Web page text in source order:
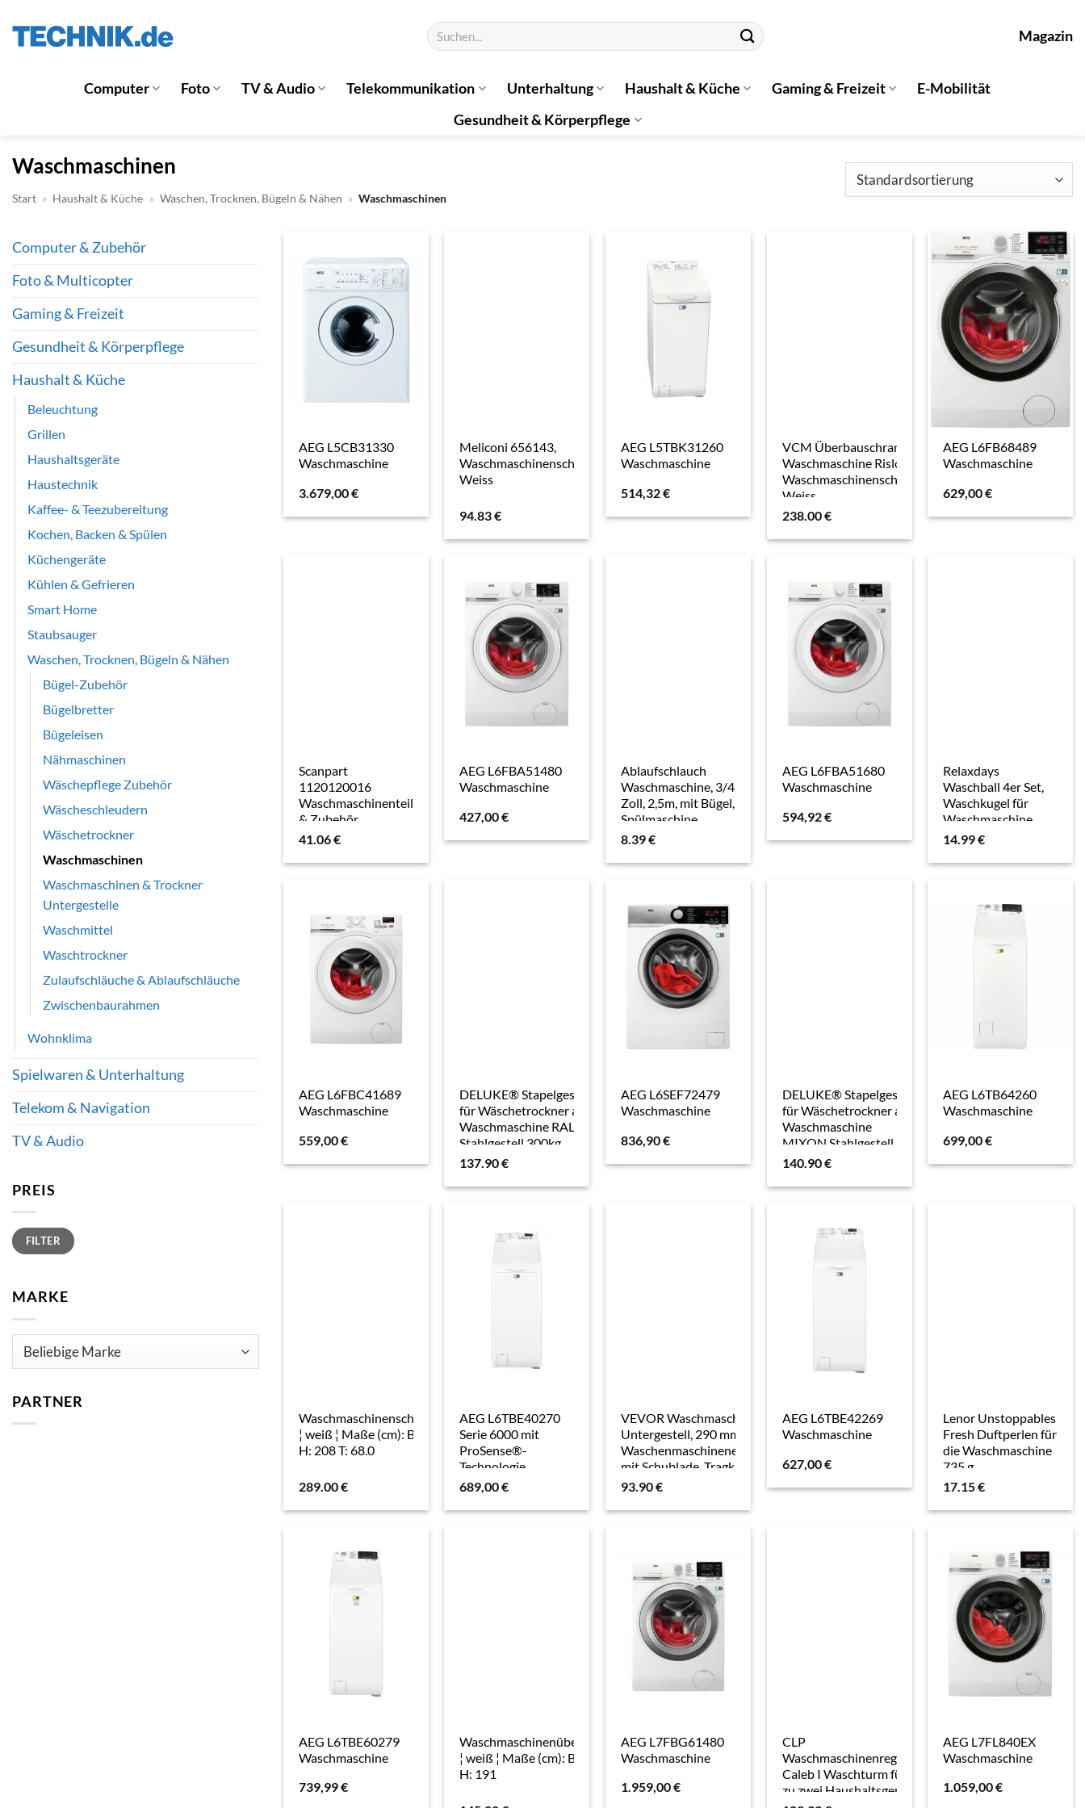
Inhalt
Suchen
nach:
Magazin
Computer Foto TV & Audio Telekommunikation Unterhaltung Haushalt & Küche Gaming & Freizeit
E-Mobilität
Gesundheit & Körperpflege
Waschmaschinen
Start » Haushalt & Küche » Waschen, Trocknen, Bügeln & Nähen » Waschmaschinen
Computer & Zubehör
Foto & Multicopter
Gaming & Freizeit
Gesundheit & Körperpflege
Haushalt & Küche
Beleuchtung
Grillen
Haushaltsgeräte
Haustechnik
Kaffee- & Teezubereitung
Kochen, Backen & Spülen
Küchengeräte
Kühlen & Gefrieren
Smart Home
Staubsauger
Waschen, Trocknen, Bügeln & Nähen
Bügel-Zubehör
Bügelbretter
Bügeleisen
Nähmaschinen
Wäschepflege Zubehör
Wäscheschleudern
Wäschetrockner
Waschmaschinen
Waschmaschinen & Trockner
Untergestelle
Waschmittel
Waschtrockner
Zulaufschläuche & Ablaufschläuche
Zwischenbaurahmen
Wohnklima
Spielwaren & Unterhaltung
Telekom & Navigation
TV & Audio
PREIS
Min.
Preis
Max.
PreisFILTER
MARKE
PARTNER
AEG L5CB31330
Waschmaschine
3.679,00€
Meliconi 656143,
Waschmaschinenschrank,
Weiss
94.83€
AEG L5TBK31260
Waschmaschine
514,32€
VCM Überbauschrank
Waschmaschine Rislo,
Waschmaschinenschrank,
Weiss
238.00€
AEG L6FB68489
Waschmaschine
629,00€
Scanpart
1120120016
Waschmaschinenteil
& Zubehör
Eingangsschlauch
Waschen +
41.06€
AEG L6FBA51480
Waschmaschine
427,00€
Ablaufschlauch
Waschmaschine, 3/4
Zoll, 2,5m, mit Bügel,
Spülmaschine
8.39€
AEG L6FBA51680
Waschmaschine
594,92€
Relaxdays
Waschball 4er Set,
Waschkugel für
Waschmaschine,
ökologisch,
Waschen ohne
14.99€
AEG L6FBC41689
Waschmaschine
559,00€
DELUKE® Stapelgestell
für Wäschetrockner auf
Waschmaschine RALF
Stahlgestell 300kg
Tragkraft
Waschmaschinenregal
137.90€
AEG L6SEF72479
Waschmaschine
836,90€
DELUKE® Stapelgestell
für Wäschetrockner auf
Waschmaschine
MIXON Stahlgestell
300kg
höhenverstellbar
140.90€
AEG L6TB64260
Waschmaschine
699,00€
Waschmaschinenschrank
¦ weiß ¦ Maße (cm): B: 67
H: 208 T: 68.0
289.00€
AEG L6TBE40270
Serie 6000 mit
ProSense®-
Technologie
Waschmaschine
689,00€
VEVOR Waschmaschinen
Untergestell, 290 mm Hoch,
Waschenmaschinenerhöhung
mit Schublade, Tragkraft 150
kg, Rutschfeste Füße, Stahl-
Universell Passend, Weiß,
93.90€
AEG L6TBE42269
Waschmaschine
627,00€
Lenor Unstoppables
Fresh Duftperlen für
die Waschmaschine
735 g
17.15€
AEG L6TBE60279
Waschmaschine
739,99€
Waschmaschinenüberbau
¦ weiß ¦ Maße (cm): B: 63
H: 191
AEG L7FBG61480
Waschmaschine
1.959,00€
CLP
Waschmaschinenregal
Caleb I Waschturm für bis
zu zwei Haushaltsgeräte I
AEG L7FL840EX
Waschmaschine
1.059,00€